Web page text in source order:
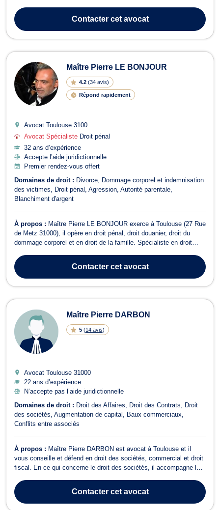
notamment dans les domaines du droit suivants : Droit
administratif général,Droit des col...
Contactercet avocat
Maître Pierre LE BONJOUR
4.2 (34 avis)
Répond rapidement
Avocat Toulouse 3100
Avocat Spécialiste Droit pénal
32 ans d’expérience
Accepte l’aide juridictionnelle
Premier rendez-vous offert
Domaines de droit : Divorce
Dommage corporel et indemnisation
des victimes
Droit pénal Agression Autorité parentale
Blanchiment d'argent
À propos : Maître Pierre LE BONJOUR exerce à Toulouse (27 Rue
de Metz 31000), il opère en droit pénal, droit douanier, droit du
dommage corporel et en droit de la famille. Spécialiste en droit
soyez victime pour un dépôt de plainte, auteur ou prévenu et ce,
en cas de comparu...Contactercet avocat
Maître Pierre DARBON
5 (14 avis)
Avocat Toulouse 31000
22 ans d’expérience
N’accepte pas l’aide juridictionnelle
Domaines de droit : Droit des Affaires Droit des Contrats
Droit
des sociétés Augmentation de capital
Baux commerciaux
Conflits entre associés
À propos : Maître Pierre DARBON est avocat à Toulouse et il
vous conseille et défend en droit des sociétés, commercial et droit
fiscal. En ce qui concerne le droit des sociétés, il accompagne les
leur fonctionnement et leur dissolution. Il se charge de la rédaction
des...
Contactercet avocat